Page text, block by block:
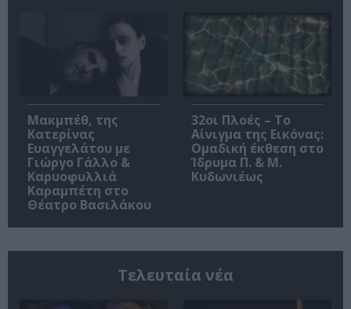
Μακμπέθ, της
Κατερίνας
Ευαγγελάτου με
Γιώργο Γάλλο &
Καρυοφυλλιά
Καραμπέτη στο
Θέατρο Βασιλάκου
32οι Πλοές – Το
Αίνιγμα της Εικόνας:
Ομαδική έκθεση στο
Ίδρυμα Π. & Μ.
Κυδωνιέως
Τελευταία νέα